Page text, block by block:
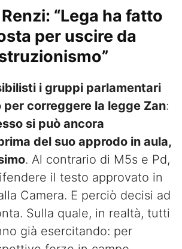
“Lega ha fatto
per uscire da
i gruppi parlamentari
correggere la legge Zan:
si può ancora
del suo approdo in aula,
. Al contrario di M5s e Pd,
il testo approvato in
Camera. E perciò decisi ad
Sulla quale, in realtà, tutti
già esercitando: per